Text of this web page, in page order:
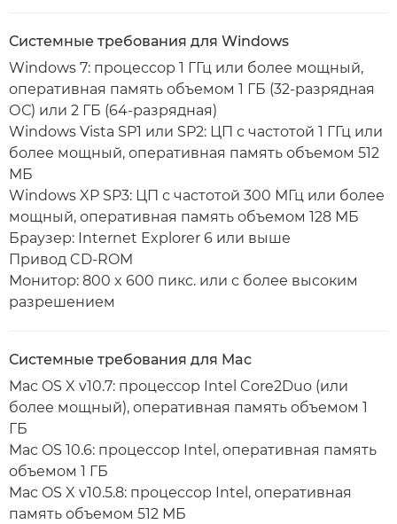
Системные требования для Windows
Windows 7: процессор 1 ГГц или более мощный,
оперативная память объемом 1 ГБ (32-разрядная
ОС) или 2 ГБ (64-разрядная)
Windows Vista SP1 или SP2: ЦП с частотой 1 ГГц или
более мощный, оперативная память объемом 512
МБ
Windows XP SP3: ЦП с частотой 300 МГц или более
мощный, оперативная память объемом 128 МБ
Браузер: Internet Explorer 6 или выше
Привод CD-ROM
Монитор: 800 x 600 пикс. или с более высоким
разрешением
Системные требования для Mac
Mac OS X v10.7: процессор Intel Core2Duo (или
более мощный), оперативная память объемом 1
ГБ
Mac OS 10.6: процессор Intel, оперативная память
объемом 1 ГБ
Mac OS X v10.5.8: процессор Intel, оперативная
память объемом 512 МБ